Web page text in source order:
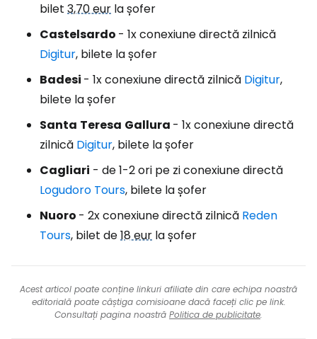
bilet 3,70 eur la șofer
Castelsardo - 1x conexiune directă zilnică
Digitur, bilete la șofer
Badesi - 1x conexiune directă zilnică Digitur,
bilete la șofer
Santa Teresa Gallura - 1x conexiune directă
zilnică Digitur, bilete la șofer
Cagliari - de 1-2 ori pe zi conexiune directă
Logudoro Tours, bilete la șofer
Nuoro - 2x conexiune directă zilnică Reden
Tours, bilet de18 eur la șofer
Acest articol poate conține linkuri afiliate din care echipa noastră
editorială poate câștiga comisioane dacă faceți clic pe link.
Consultați pagina noastră Politica de publicitate.